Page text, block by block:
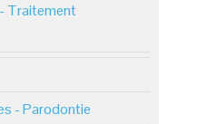
Traitement
- Parodontie